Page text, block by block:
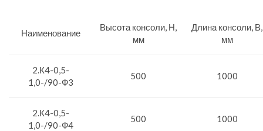
Наименование
Высота консоли, Н,
мм
Длина консоли, В,
мм
2.К4-0,5-
1,0-/90-Ф3
500 1000
2.К4-0,5-
1,0-/90-Ф4
500 1000